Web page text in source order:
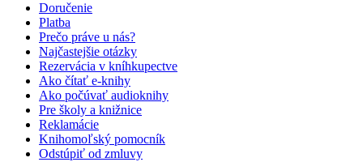
Doručenie
Platba
Prečo práve u nás?
Najčastejšie otázky
Rezervácia v kníhkupectve
Ako čítať e-knihy
Ako počúvať audioknihy
Pre školy a knižnice
Reklamácie
Knihomoľský pomocník
Odstúpiť od zmluvy